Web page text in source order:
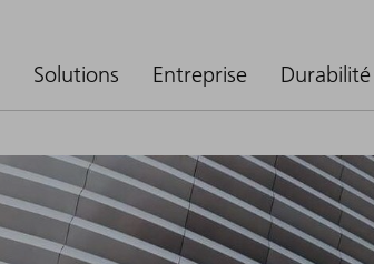
Solutions Entreprise Durabilité